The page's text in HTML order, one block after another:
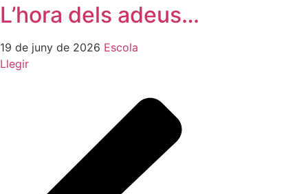
L’hora dels adeus…
19 de juny de 2026 Escola
Llegir